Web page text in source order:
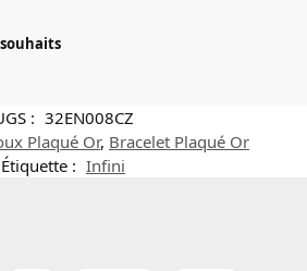
: 32EN008CZ
Plaqué Or, Bracelet Plaqué Or
Étiquette : Infini